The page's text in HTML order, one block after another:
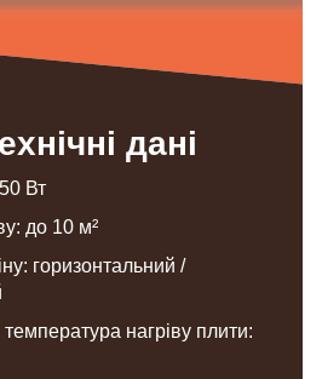
дані
Вт
до 10 м²
горизонтальний /
нагріву плити: